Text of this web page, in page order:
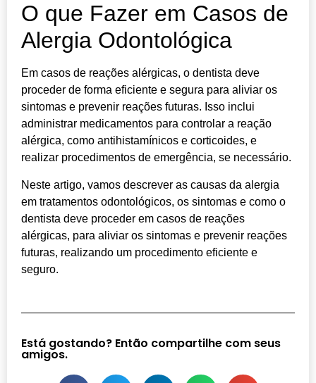
O que Fazer em Casos de
Alergia Odontológica
Em casos de reações alérgicas, o dentista deve
proceder de forma eficiente e segura para aliviar os
sintomas e prevenir reações futuras. Isso inclui
administrar medicamentos para controlar a reação
alérgica, como antihistamínicos e corticoides, e
realizar procedimentos de emergência, se necessário.
Neste artigo, vamos descrever as causas da alergia
em tratamentos odontológicos, os sintomas e como o
dentista deve proceder em casos de reações
alérgicas, para aliviar os sintomas e prevenir reações
futuras, realizando um procedimento eficiente e
seguro.
Está gostando? Então compartilhe com seus
amigos.